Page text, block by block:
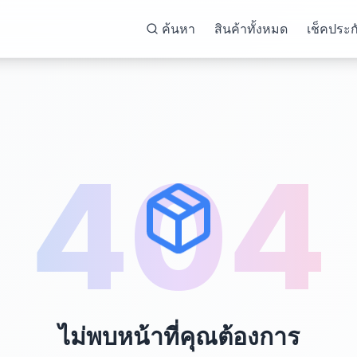
ค้นหา สินค้าทั้งหมด เช็คปร
404
ไม่พบหน้าที่คุณต้องการ